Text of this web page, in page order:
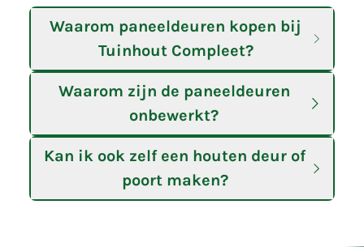
Waarom paneeldeuren kopen bij
Tuinhout Compleet?
Waarom zijn de paneeldeuren
onbewerkt?
Kan ik ook zelf een houten deur of
poort maken?